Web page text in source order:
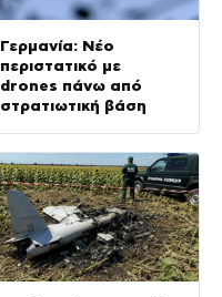
Γερμανία: Νέο
περιστατικό με
drones πάνω από
στρατιωτική βάση